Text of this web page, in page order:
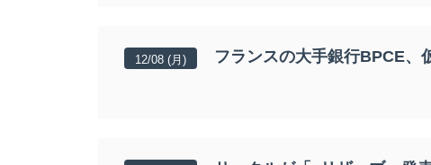
12/08 (月) フランスの大手銀行BPCE、